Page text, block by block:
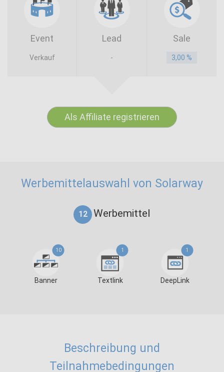
Event Lead Sale
Verkauf - 3,00 %
Als Affiliate registrieren
Werbemittelauswahl von Solarway
12 Werbemittel
10
Banner
1
Textlink
1
DeepLink
Beschreibung und
Teilnahmebedingungen